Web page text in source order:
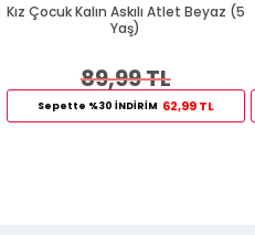
Kız Çocuk Kalın Askılı Atlet Beyaz (5
Yaş)
89,99 TL
Sepette %30 İNDİRİM 62,99 TL